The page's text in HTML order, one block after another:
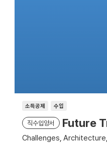
소득공제 수입
직수입양서 Future
Challenges,